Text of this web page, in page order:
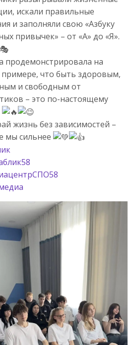
искали правильные
и заполняли свою «Азбуку
привычек» – от «А» до «Я».
продемонстрировала на
что быть здоровым,
и свободным от
– это по-настоящему
жизнь без зависимостей –
мы сильнее